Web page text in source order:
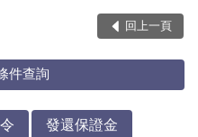
回上一頁
件查詢
發還保證金